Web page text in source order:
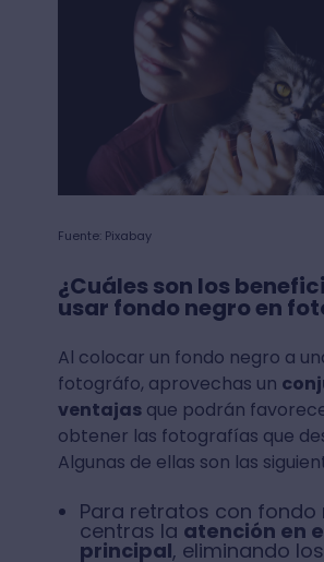
Fuente: Pixabay
¿Cuáles son los
usar fondo negro en
Al colocar un fondo negro a
fotográfo, aprovechas un
ventajasque podrán
obtener las fotografías que
Algunas de ellas son las
Para retratos con fondo
centras la atención en
principal, eliminando